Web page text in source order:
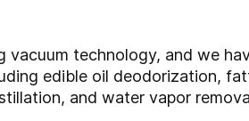
vacuum technology, and we
edible oil deodorization,
and water vapor